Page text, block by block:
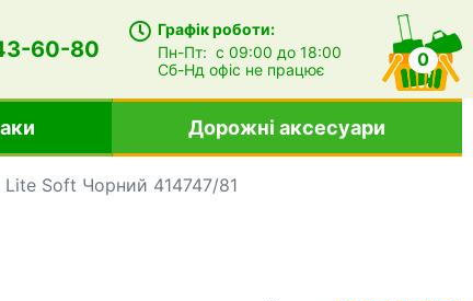
60-80
Графік роботи:
Пн-Пт:с 09:00 до 18:00
Сб-Ндофіс не працює 0
Дорожні аксесуари
Soft Чорний 414747/81